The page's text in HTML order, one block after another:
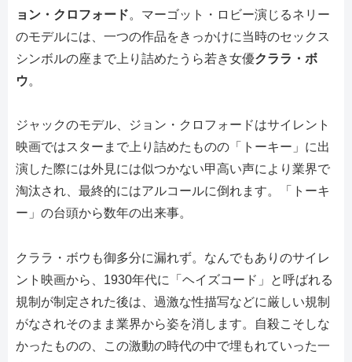
ョン・クロフォード。マーゴット・ロビー演じるネリー
のモデルには、一つの作品をきっかけに当時のセックス
シンボルの座まで上り詰めたうら若き女優クララ・ボ
ウ。
ジャックのモデル、ジョン・クロフォードはサイレント
映画ではスターまで上り詰めたものの「トーキー」に出
演した際には外見には似つかない甲高い声により業界で
淘汰され、最終的にはアルコールに倒れます。「トーキ
ー」の台頭から数年の出来事。
クララ・ボウも御多分に漏れず。なんでもありのサイレ
ント映画から、1930年代に「ヘイズコード」と呼ばれる
規制が制定された後は、過激な性描写などに厳しい規制
がなされそのまま業界から姿を消します。自殺こそしな
かったものの、この激動の時代の中で埋もれていった一